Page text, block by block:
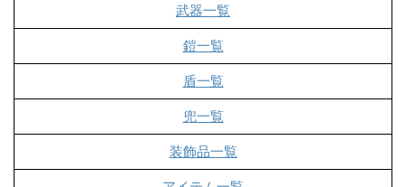
武器一覧
鎧一覧
盾一覧
兜一覧
装飾品一覧